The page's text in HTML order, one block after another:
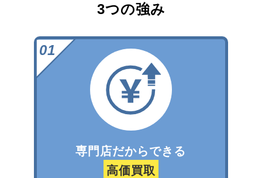
3つの強み
専門店だからできる
高価買取